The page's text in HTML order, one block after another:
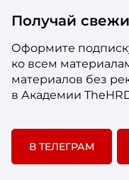
Получай
Оформите
ко всем
материалов без
в Академии
В ТЕЛЕГРАМ